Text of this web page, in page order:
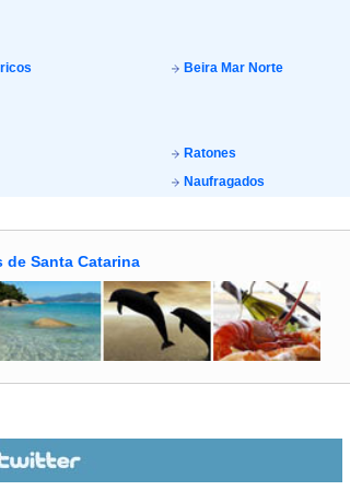
Beira Mar Norte
Ratones
Naufragados
Santa Catarina